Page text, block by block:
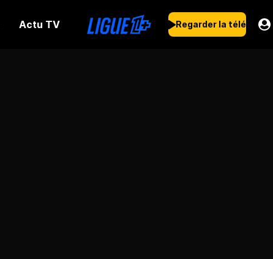
Actu TV Regarder la télé